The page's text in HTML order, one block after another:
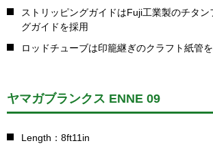
ストリッピングガイドはFuji工業製のチタン
グガイドを採用
ロッドチューブは印籠継ぎのクラフト紙管
ヤマガブランクス ENNE 09
Length：8ft11in